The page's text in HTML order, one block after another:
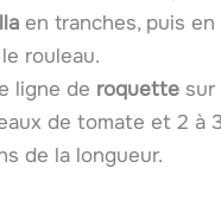
en tranches, puis
rouleau.
ligne de roquette sur
de tomate et 2 à
de la longueur.